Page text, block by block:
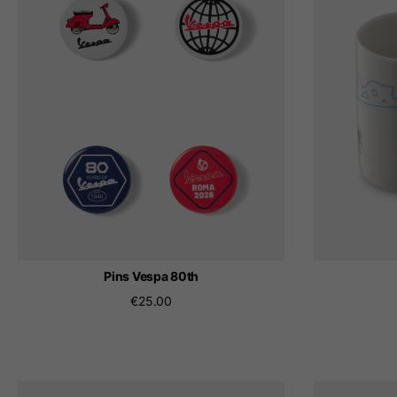
Pins Vespa 80th
€25.00
Al cambiar de